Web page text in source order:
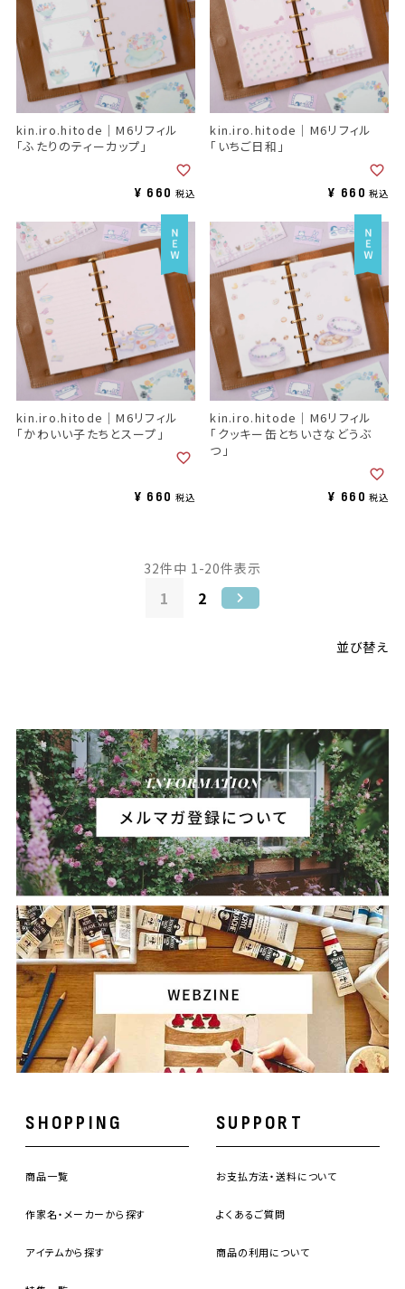
kin.iro.hitode｜M6リフィル
「ふたりのティーカップ」
¥ 660 税込
kin.iro.hitode｜M6リフィル
「いちご日和」
¥ 660 税込
kin.iro.hitode｜M6リフィル
「かわいい子たちとスープ」
¥ 660 税込
kin.iro.hitode｜M6リフィル
「クッキー缶とちいさなどうぶ
つ」
¥ 660 税込
並び替え
32件中 1 -20件表示
1 2
SHOPPING
商品一覧
作家名・メーカーから探す
アイテムから探す
SUPPORT
お支払方法・送料について
よくあるご質問
商品の利用について